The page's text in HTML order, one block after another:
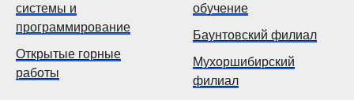
системы и
программирование
Открытые горные
работы
обучение
Баунтовский филиал
Мухоршибирский
филиал